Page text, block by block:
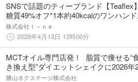
SNSで話題のティーブランド【Teaflex
糖質49%オフ*1本約40kcalのワンハン
つ「次世代クレンズようかん」新発売！
繊維5,000mg×乳酸菌**100億個配合
株式会社Ｉ－ｎｅ
2026年4月13日 12時00分
MCTオイル専門店発！ 脂質で痩せる“
き換え型”ダイエットシェイクに2026年
【チョコレート味】新発売
勝山ネクステージ株式会社